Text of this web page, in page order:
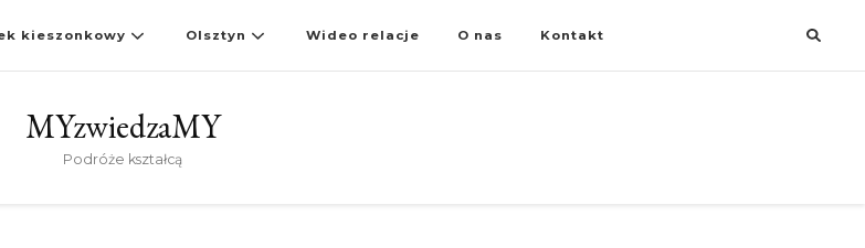
kieszonkowy Olsztyn Wideo relacje O nas Kontakt
MYzwiedzaMY
Podróże kształcą